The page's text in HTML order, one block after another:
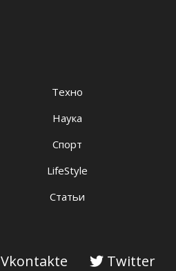
Техно
Наука
Спорт
LifeStyle
Статьи
Vkontakte Twitter